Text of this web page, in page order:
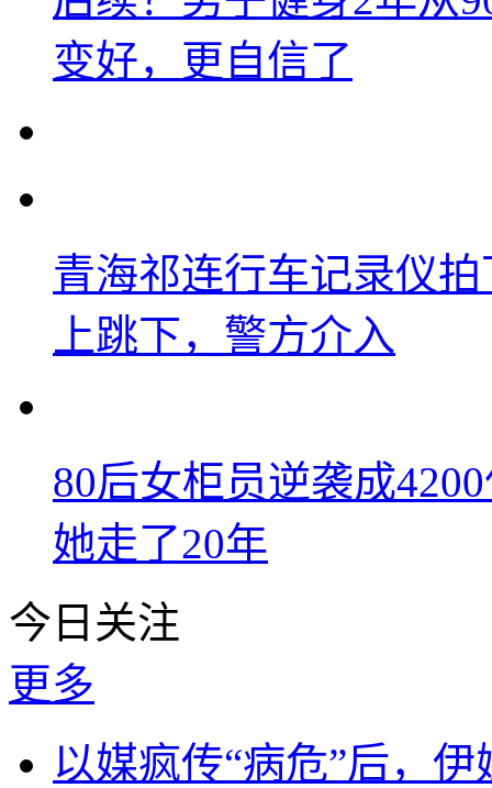
变好，更自信了
青海祁连行车记录仪
上跳下，警方介入
80后女柜员逆袭成
她走了20年
今日关注
更多
以媒疯传“病危”后，